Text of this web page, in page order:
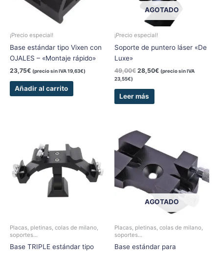
¡Precio especial!
Base estándar tipo Vixen con
OJALES – «Montaje rápido»
23,75€ (precio sin IVA19,63€)
Añadir al carrito
AGOTADO
¡Precio especial!
Soporte de puntero láser «De
Luxe»
49,00€ 28,50€ (precio sin IVA
23,55€)
Leer más
Placas, pletinas, colas de milano,
soportes...
Base TRIPLE estándar tipo
AGOTADO
Placas, pletinas, colas de milano,
soportes...
Base estándar para